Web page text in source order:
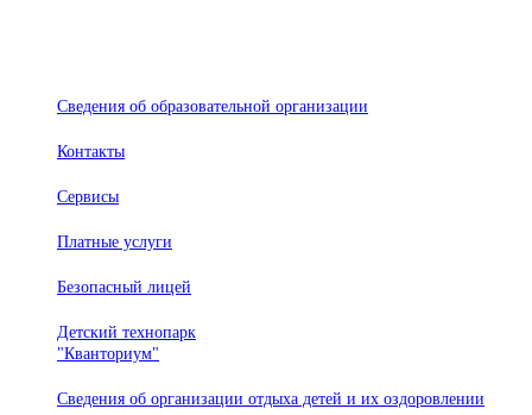
Сведения об образовательной организации
Контакты
Сервисы
Платные услуги
Безопасный лицей
Детский технопарк
"Кванториум"
Сведения об организации отдыха детей и их оздоровлении